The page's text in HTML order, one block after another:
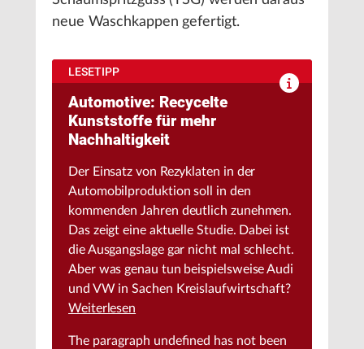
neue Waschkappen gefertigt.
LESETIPP
Automotive: Recycelte
Kunststoffe für mehr
Nachhaltigkeit
Der Einsatz von Rezyklaten in der
Automobilproduktion soll in den
kommenden Jahren deutlich zunehmen.
Das zeigt eine aktuelle Studie. Dabei ist
die Ausgangslage gar nicht mal schlecht.
Aber was genau tun beispielsweise Audi
und VW in Sachen Kreislaufwirtschaft?
Weiterlesen
The paragraph undefined has not been